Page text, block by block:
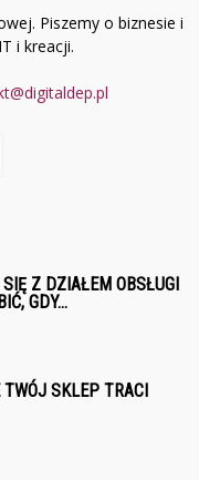
Piszemy o biznesie i
i kreacji.
Z DZIAŁEM OBSŁUGI
GDY...
TWÓJ SKLEP TRACI